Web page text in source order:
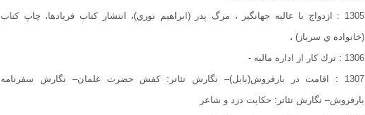
1305 : ازدواج با عاليه جهانگير ، مرگ پدر (ابراهيم نوري)، انتشار كتاب فريادها، چاپ كتاب
(خانواده ي سرباز) ،
1306 : ترك كار از اداره ماليه -
1307 : اقامت در بارفروش(بابل)– نگارش تئاتر: كفش حضرت غلمان– نگارش سفرنامه
بارفروش– نگارش تئاتر: حكايت دزد و شاعر